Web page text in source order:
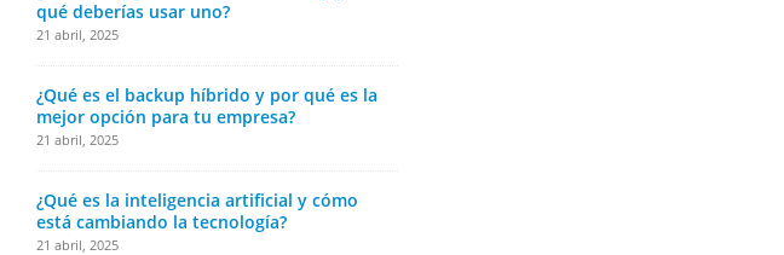
qué deberías usar uno?
21 abril, 2025
¿Qué es el backup híbrido y por qué es la
mejor opción para tu empresa?
21 abril, 2025
¿Qué es la inteligencia artificial y cómo
está cambiando la tecnología?
21 abril, 2025